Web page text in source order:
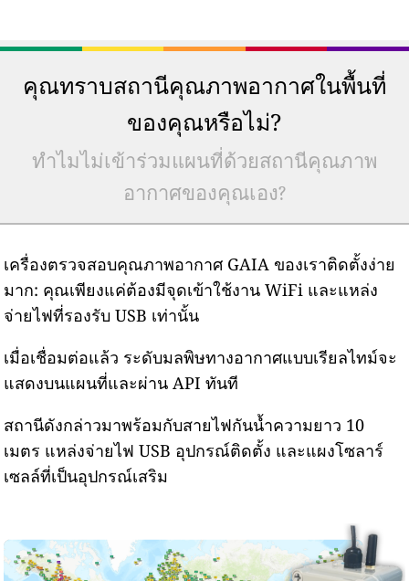
คุณทราบสถานีคุณภาพอากาศในพื้นที่
ของคุณหรือไม่?
ทำไมไม่เข้าร่วมแผนที่ด้วยสถานีคุณภาพ
อากาศของคุณเอง?
เครื่องตรวจสอบคุณภาพอากาศ GAIA ของเราติดตั้งง่าย
มาก: คุณเพียงแค่ต้องมีจุดเข้าใช้งาน WiFi และแหล่ง
จ่ายไฟที่รองรับ USB เท่านั้น
เมื่อเชื่อมต่อแล้ว ระดับมลพิษทางอากาศแบบเรียลไทม์จะ
แสดงบนแผนที่และผ่าน API ทันที
สถานีดังกล่าวมาพร้อมกับสายไฟกันน้ำความยาว 10
เมตร แหล่งจ่ายไฟ USB อุปกรณ์ติดตั้ง และแผงโซลาร์
เซลล์ที่เป็นอุปกรณ์เสริม